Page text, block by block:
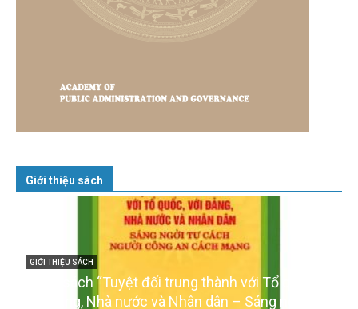
Giới thiệu sách
GIỚI THIỆU SÁCH
Cuốn sách “Tuyệt đối trung thành với Tổ quốc,
với Đảng, Nhà nước và Nhân dân – Sáng ngời tư